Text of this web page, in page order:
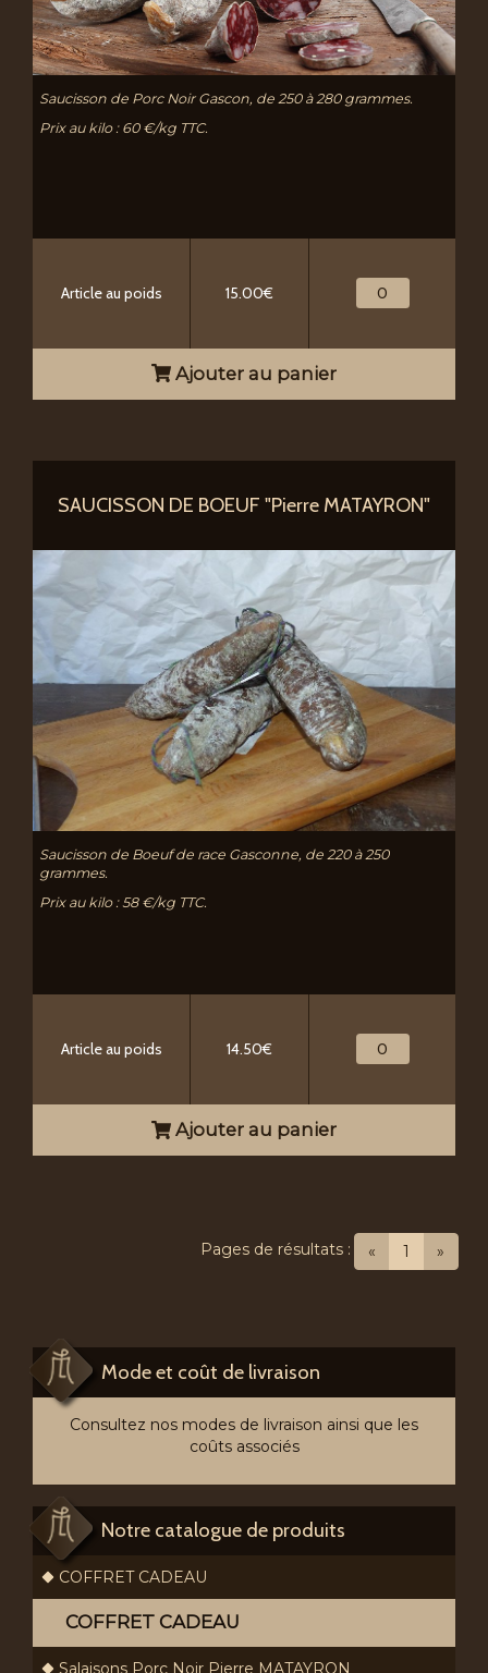
Saucisson de Porc Noir Gascon, de 250 à 280 grammes.
Prix au kilo : 60 €/kg TTC.
Article au poids 15.00€
Ajouter au panier
SAUCISSON DE BOEUF "Pierre MATAYRON"
Saucisson de Boeuf de race Gasconne, de 220 à 250
grammes.
Prix au kilo : 58 €/kg TTC.
Article au poids 14.50€
Ajouter au panier
« 1 (current)
»
Pages de résultats :
Mode et coût de livraison
Consultez nos modes de livraison ainsi que les
coûts associés
Notre catalogue de produits
COFFRET CADEAU
COFFRET CADEAU
Salaisons Porc Noir Pierre MATAYRON